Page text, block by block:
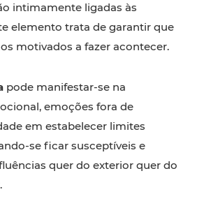
intimamente ligadas às
elemento trata de garantir que
motivados a fazer acontecer.
pode manifestar-se na
emoções fora de
em estabelecer limites
se ficar susceptíveis e
quer do exterior quer do